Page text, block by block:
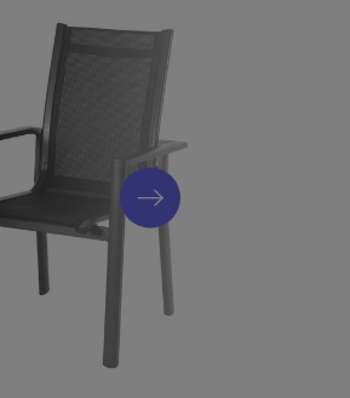
Sie machen Ihre
und sie trotzen so
“anthrazit matt” sind
verleiht ihnen zudem
Beschichtung hält
(Textilene) besteht aus 100 %
nie ihre Form. Das Material
Ihr Gartenvergnügen nur kurz
Verschmutzungen direkt
Fußkappen vermeiden
für Ihre Möbel. Dank der
diesem Set haben.